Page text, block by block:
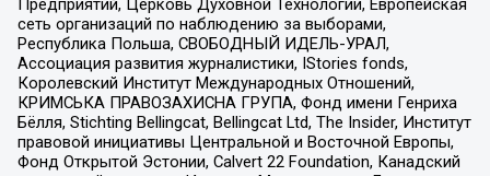
Предприятий, Церковь Духовной Технологии, Европейская
сеть организаций по наблюдению за выборами,
Республика Польша, СВОБОДНЫЙ ИДЕЛЬ-УРАЛ,
Ассоциация развития журналистики, IStories fonds,
Королевский Институт Международных Отношений,
КРИМСЬКА ПРАВОЗАХИСНА ГРУПА, Фонд имени Генриха
Бёлля, Stichting Bellingcat, Bellingcat Ltd, The Insider, Институт
правовой инициативы Центральной и Восточной Европы,
Фонд Открытой Эстонии, Calvert 22 Foundation, Канадский